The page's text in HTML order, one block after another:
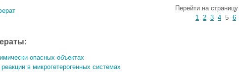
Перейти на
1 2 3 4 5 6
опасных объектах
в микрогетерогенных системах